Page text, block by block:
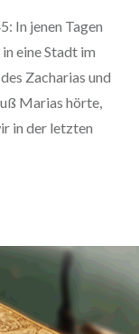
In jenen Tagen
eine Stadt im
Zacharias und
Marias hörte,
in der letzten